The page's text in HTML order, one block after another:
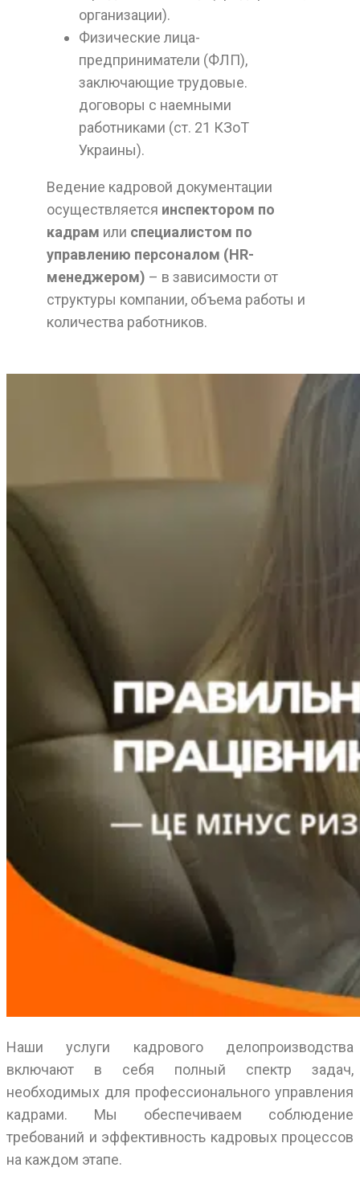
организации).
Физические лица-
предприниматели (ФЛП),
заключающие трудовые.
договоры с наемными
работниками (ст. 21 КЗоТ
Украины).
Ведение кадровой документации
осуществляется инспектором по
кадрам или специалистом по
управлению персоналом (HR-
менеджером) – в зависимости от
структуры компании, объема работы и
количества работников.
Наши услуги кадрового делопроизводства
включают в себя полный спектр задач,
необходимых для профессионального управления
кадрами. Мы обеспечиваем соблюдение
требований и эффективность кадровых процессов
на каждом этапе.